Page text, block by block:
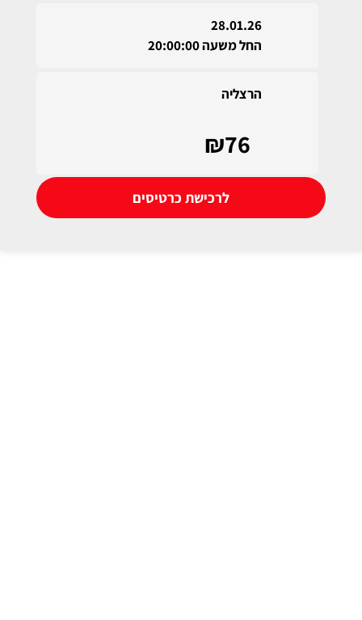
28.01.26
החל משעה 20:00:00
הרצליה
₪76
לרכישת כרטיסים